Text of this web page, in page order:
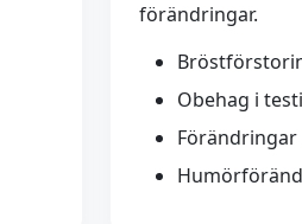
förändringar.
Obehag i
Förändringar